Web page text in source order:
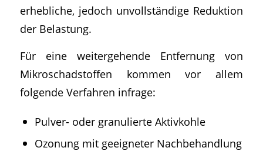
erhebliche, jedoch unvollständige Reduktion
der Belastung.
Für eine weitergehende Entfernung von
Mikroschadstoffen kommen vor allem
folgende Verfahren infrage:
Pulver- oder granulierte Aktivkohle
Ozonung mit geeigneter Nachbehandlung